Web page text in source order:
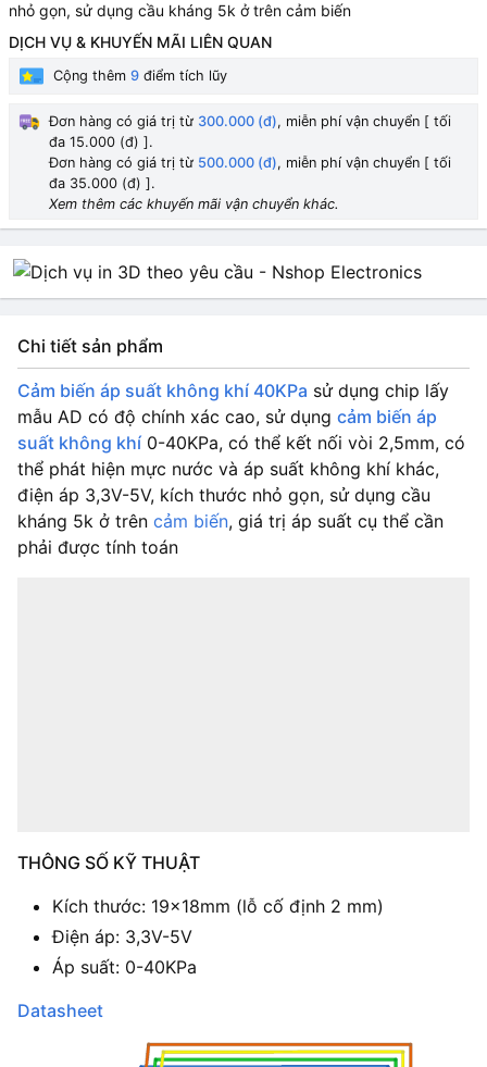
nhỏ gọn, sử dụng cầu kháng 5k ở trên cảm biến
DỊCH VỤ & KHUYẾN MÃI LIÊN QUAN
Cộng thêm 9 điểm tích lũy
Đơn hàng có giá trị từ 300.000 (đ), miễn phí vận chuyển [ tối
đa 15.000 (đ) ].
Đơn hàng có giá trị từ 500.000 (đ), miễn phí vận chuyển [ tối
đa 35.000 (đ) ].
Xem thêm các khuyến mãi vận chuyển khác.
Chi tiết sản phẩm
Cảm biến áp suất không khí 40KPa sử dụng chip lấy
mẫu AD có độ chính xác cao, sử dụng cảm biến áp
suất không khí0-40KPa, có thể kết nối vòi 2,5mm, có
thể phát hiện mực nước và áp suất không khí khác,
điện áp 3,3V-5V, kích thước nhỏ gọn, sử dụng cầu
kháng 5k ở trên cảm biến, giá trị áp suất cụ thể cần
phải được tính toán
THÔNG SỐ KỸ THUẬT
Kích thước: 19x18mm (lỗ cố định 2 mm)
Điện áp: 3,3V-5V
Áp suất: 0-40KPa
Datasheet